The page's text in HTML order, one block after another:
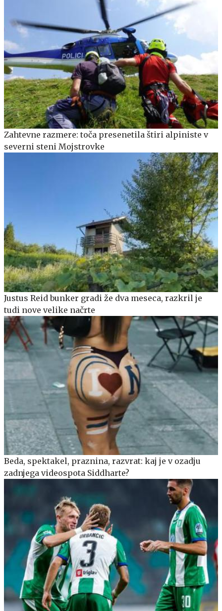
Zahtevne razmere: toča presenetila štiri alpiniste v
severni steni Mojstrovke
Justus Reid bunker gradi že dva meseca, razkril je
tudi nove velike načrte
Beda, spektakel, praznina, razvrat: kaj je v ozadju
zadnjega videospota Siddharte?